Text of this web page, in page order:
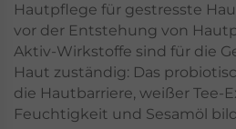
Hautpflege für gestresste
vor der Entstehung von
Aktiv-Wirkstoffe sind für die
Haut zuständig: Das
die Hautbarriere, weißer Tee-
Feuchtigkeit und Sesamöl